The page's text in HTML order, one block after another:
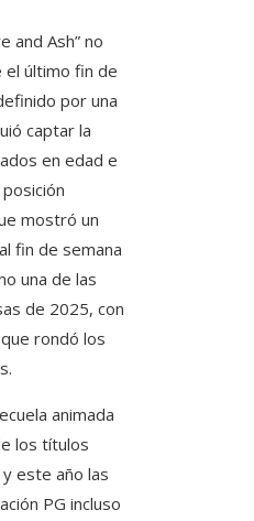
and Ash” no
el último fin de
por una
captar la
en edad e
mostró un
fin de semana
una de las
de 2025, con
rondó los
animada
los títulos
este año las
PG incluso